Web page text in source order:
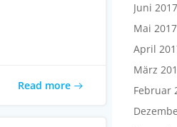
Read more
Juni 2017
Mai 2017
April
März
Februar